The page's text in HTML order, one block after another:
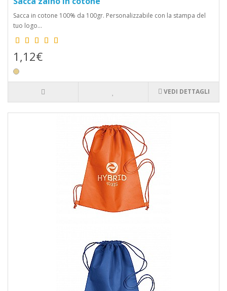
Sacca in cotone 100% da 100gr. Personalizzabile con la stampa del
tuo logo...
1,12€
VEDI DETTAGLI